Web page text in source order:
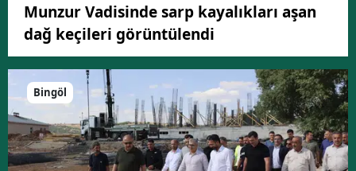
Munzur Vadisinde sarp kayalıkları aşan
dağ keçileri görüntülendi
Bingöl